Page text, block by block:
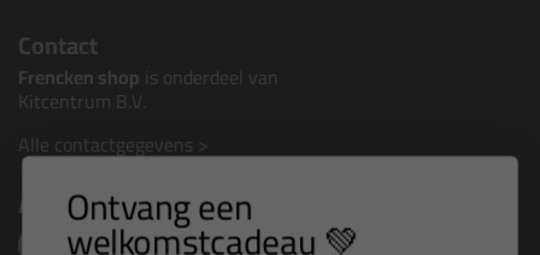
Contact
Frencken shop is onderdeel van
Kitcentrum B.V.
Alle contactgegevens >
Altijd op de hoogte blijven?
Ontvang een
welkomstcadeau 💚